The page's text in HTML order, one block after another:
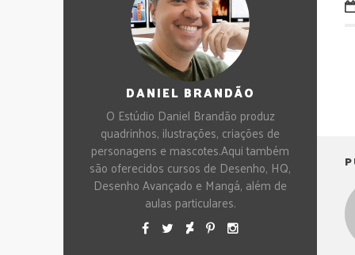
DANIEL BRANDÃO
O Estúdio Daniel Brandão produz
quadrinhos, ilustrações, criações de
personagens e mascotes.Aqui também
são oferecidos cursos de Desenho, HQ,
Desenho Avançado e Mangá, além de
aulas particulares.